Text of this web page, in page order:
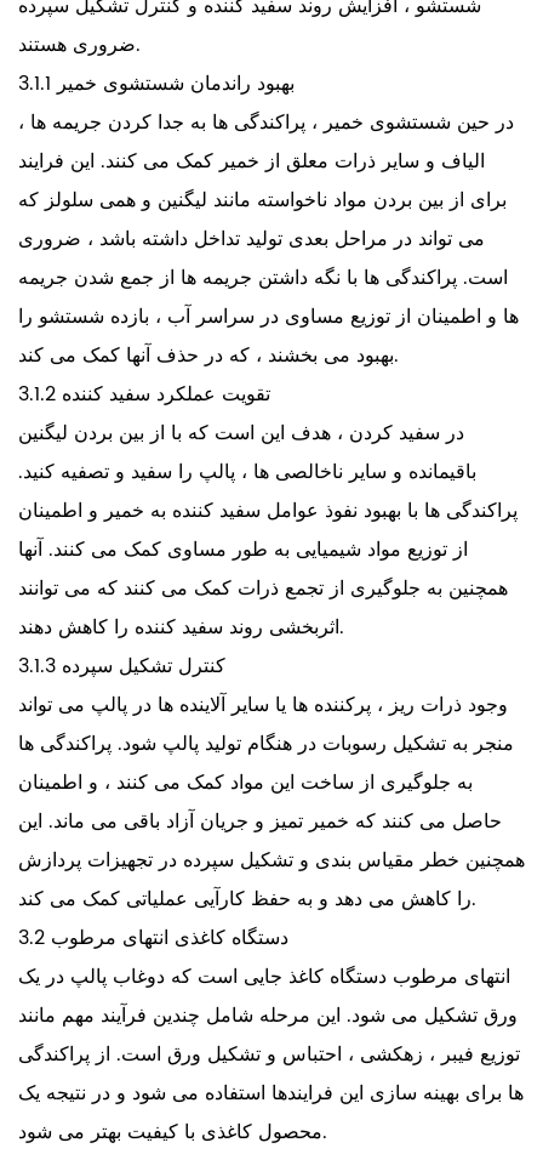
ضروری هستند.
3.1.1 بهبود راندمان شستشوی خمیر
در حین شستشوی خمیر ، پراکندگی ها به جدا کردن جریمه ها ،
الیاف و سایر ذرات معلق از خمیر کمک می کنند. این فرایند
برای از بین بردن مواد ناخواسته مانند لیگنین و همی سلولز که
می تواند در مراحل بعدی تولید تداخل داشته باشد ، ضروری
است. پراکندگی ها با نگه داشتن جریمه ها از جمع شدن جریمه
ها و اطمینان از توزیع مساوی در سراسر آب ، بازده شستشو را
بهبود می بخشند ، که در حذف آنها کمک می کند.
3.1.2 تقویت عملکرد سفید کننده
در سفید کردن ، هدف این است که با از بین بردن لیگنین
باقیمانده و سایر ناخالصی ها ، پالپ را سفید و تصفیه کنید.
پراکندگی ها با بهبود نفوذ عوامل سفید کننده به خمیر و اطمینان
از توزیع مواد شیمیایی به طور مساوی کمک می کنند. آنها
همچنین به جلوگیری از تجمع ذرات کمک می کنند که می توانند
اثربخشی روند سفید کننده را کاهش دهند.
3.1.3 کنترل تشکیل سپرده
وجود ذرات ریز ، پرکننده ها یا سایر آلاینده ها در پالپ می تواند
منجر به تشکیل رسوبات در هنگام تولید پالپ شود. پراکندگی ها
به جلوگیری از ساخت این مواد کمک می کنند ، و اطمینان
حاصل می کنند که خمیر تمیز و جریان آزاد باقی می ماند. این
همچنین خطر مقیاس بندی و تشکیل سپرده در تجهیزات پردازش
را کاهش می دهد و به حفظ کارآیی عملیاتی کمک می کند.
3.2 دستگاه کاغذی انتهای مرطوب
انتهای مرطوب دستگاه کاغذ جایی است که دوغاب پالپ در یک
ورق تشکیل می شود. این مرحله شامل چندین فرآیند مهم مانند
توزیع فیبر ، زهکشی ، احتباس و تشکیل ورق است. از پراکندگی
ها برای بهینه سازی این فرایندها استفاده می شود و در نتیجه یک
محصول کاغذی با کیفیت بهتر می شود.